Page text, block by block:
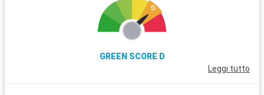
GREEN SCORE D
Leggi tutto